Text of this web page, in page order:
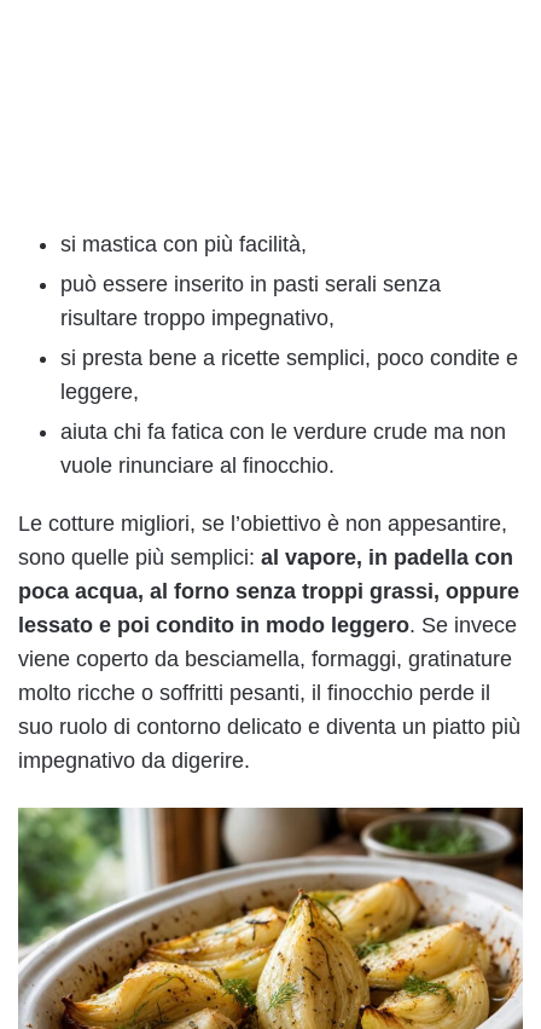
si mastica con più facilità,
può essere inserito in pasti serali senza
risultare troppo impegnativo,
si presta bene a ricette semplici, poco condite e
leggere,
aiuta chi fa fatica con le verdure crude ma non
vuole rinunciare al finocchio.
Le cotture migliori, se l’obiettivo è non appesantire,
sono quelle più semplici: al vapore, in padella con
poca acqua, al forno senza troppi grassi, oppure
lessato e poi condito in modo leggero. Se invece
viene coperto da besciamella, formaggi, gratinature
molto ricche o soffritti pesanti, il finocchio perde il
suo ruolo di contorno delicato e diventa un piatto più
impegnativo da digerire.